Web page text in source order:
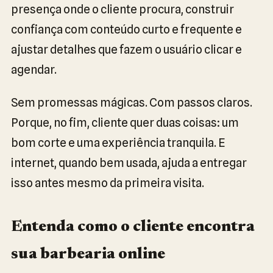
presença onde o cliente procura, construir
confiança com conteúdo curto e frequente e
ajustar detalhes que fazem o usuário clicar e
agendar.
Sem promessas mágicas. Com passos claros.
Porque, no fim, cliente quer duas coisas: um
bom corte e uma experiência tranquila. E
internet, quando bem usada, ajuda a entregar
isso antes mesmo da primeira visita.
Entenda como o cliente encontra
sua barbearia online